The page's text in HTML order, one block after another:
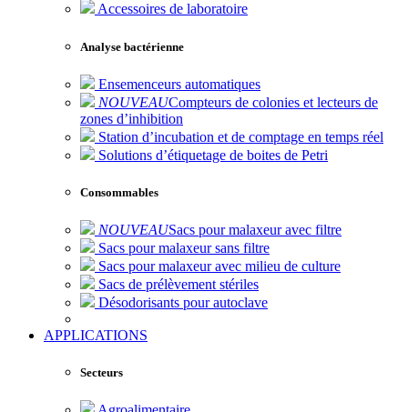
Accessoires de laboratoire
Analyse bactérienne
Ensemenceurs automatiques
NOUVEAUCompteurs de colonies et lecteurs de
zones d’inhibition
Station d’incubation et de comptage en temps réel
Solutions d’étiquetage de boites de Petri
Consommables
NOUVEAUSacs pour malaxeur avec filtre
Sacs pour malaxeur sans filtre
Sacs pour malaxeur avec milieu de culture
Sacs de prélèvement stériles
Désodorisants pour autoclave
APPLICATIONS
Secteurs